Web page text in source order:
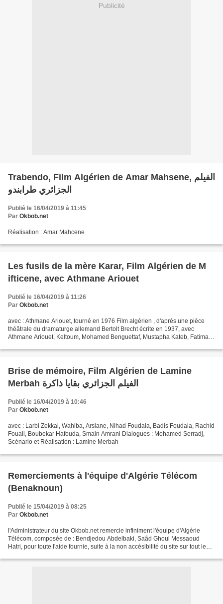
Publicité
Trabendo, Film Algérien de Amar Mahsene, الفيلم
الجزائري طرابندو
Publié le 16/04/2019 à 11:45
Par Okbob.net
Réalisation : Amar Mahcene
Les fusils de la mère Karar, Film Algérien de M
ifticene, avec Athmane Ariouet
Publié le 16/04/2019 à 11:26
Par Okbob.net
avec : Athmane Ariouet, tourné en 1976 Film algérien , d'après une pièce
théâtrale du dramaturge allemand Bertolt Brecht écrite en 1937, avec
Athmane Ariouet, Keltoum, Mohamed Benguettaf, Mustapha Kateb, Fatima
Brise de mémoire, Film Algérien de Lamine
Merbah الفيلم الجزائري بقايا ذاكرة
Publié le 16/04/2019 à 10:46
Par Okbob.net
avec : Larbi Zekkal, Wahiba, Arslane, Nihad Foudala, Badis Foudala, Rachid
Fouali, Boubekar Hafouda, Smain Amrani Dialogues : Mohamed Serradj,
Scénario et Réalisation : Lamine Merbah
Remerciements à l'équipe d'Algérie Télécom
(Benaknoun)
Publié le 15/04/2019 à 08:25
Par Okbob.net
l'Administrateur du site Okbob.net remercie infiniment l'équipe d'Algérie
Télécom, composée de : Bendjedou Abdelbaki, Saâd Ghoul Messaoud
Hatri, pour toute l'aide fournie, suite à la non accésibilité du site sur tout le